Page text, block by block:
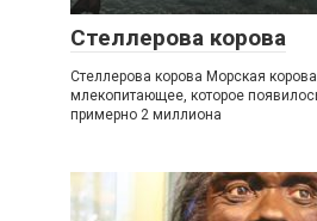
Стеллерова корова
Стеллерова корова Морская
млекопитающее, которое
примерно 2 миллиона